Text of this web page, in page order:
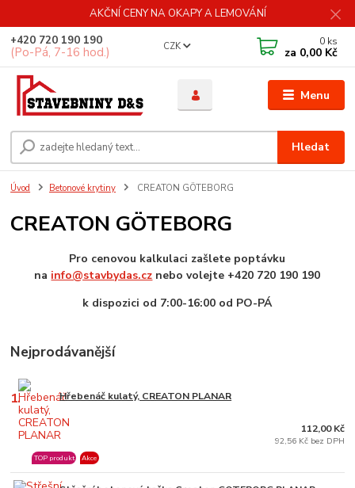
AKČNÍ CENY NA OKAPY A LEMOVÁNÍ
Menu
CZK
Hledat
+420 720 190 190
(Po-Pá, 7-16 hod.)
0 ks
za 0,00 Kč
Úvod Betonové krytiny CREATON GÖTEBORG
CREATON GÖTEBORG
Pro cenovou kalkulaci zašlete poptávku
na info@stavbydas.cz nebo volejte +420 720 190 190
k dispozici od 7:00-16:00 od PO-PÁ
Nejprodávanější
1. Hřebenáč kulatý, CREATON PLANAR
TOP produkt Akce
112,00 Kč
92,56 Kč bez DPH